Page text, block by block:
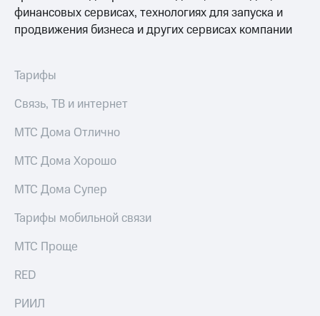
Покупка
полисов
МТС
МТС
Накопления
Откладывайте
деньги
доход 15%
Тарифы
RED,
с карты
МТС Деньги
Обзоры
товаров
Скидки
до 40%
на смартфоны
покупке
финансовых сервисах, технологиях для запуска и
продвижения бизнеса и других сервисах компании
Тарифы
Связь, ТВ и интернет
МТС Дома Отлично
МТС Дома Хорошо
МТС Дома Супер
Тарифы мобильной связи
МТС Проще
RED
РИИЛ